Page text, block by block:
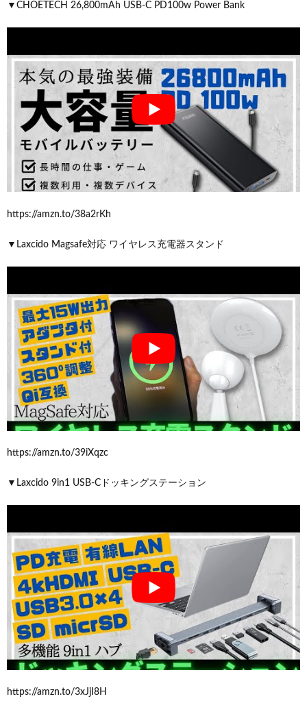
▼CHOETECH 26,800mAh USB-C PD100w Power Bank
https://amzn.to/38a2rKh
▼Laxcido Magsafe対応 ワイヤレス充電器スタンド
https://amzn.to/39iXqzc
▼Laxcido 9in1 USB-Cドッキングステーション
https://amzn.to/3xJjI8H